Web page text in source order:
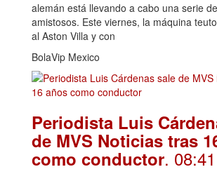
alemán está llevando a cabo una serie
amistosos. Este viernes, la máquina
al Aston Villa y con
BolaVip Mexico
Periodista Luis
de MVS Noticias tras
como conductor. 08:41